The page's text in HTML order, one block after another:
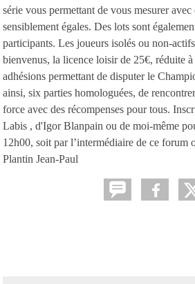
série vous permettant de vous mesurer
sensiblement égales. Des lots sont
participants. Les joueurs isolés ou non-
bienvenus, la licence loisir de 25€, réduite
adhésions permettant de disputer le
ainsi, six parties homologuées, de
force avec des récompenses pour tous.
Labis , d'Igor Blanpain ou de moi-même
12h00, soit par l’intermédiaire de ce forum
Plantin Jean-Paul